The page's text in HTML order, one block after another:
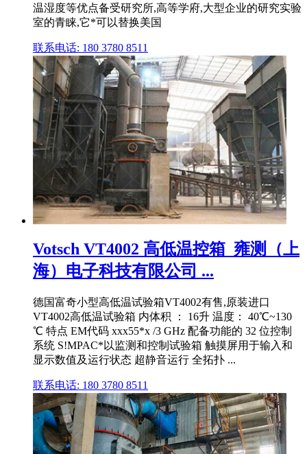
温湿度等优点备受研究所,高等学府,大型企业的研究实验
室的青睐,它*可以替换美国
联系电话: 180 3780 8511
Votsch VT4002 高低温控箱_雍测（上
海）电子科技有限公司 ...
德国富奇小型高低温试验箱VT4002有售,原装进口
VT4002高低温试验箱 内体积 ： 16升 温度： 40℃~130
℃ 特点 EM代码 xxx55*x /3 GHz 配备功能的 32 位控制
系统 S!MPAC*以监测和控制试验箱 触摸屏用于输入和
显示数值及运行状态 超静音运行 全拓扑 ...
联系电话: 180 3780 8511